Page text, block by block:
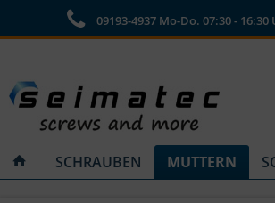
09193-4937 Mo-Do. 07:30 - 16:30
SCHRAUBEN MUTTERN